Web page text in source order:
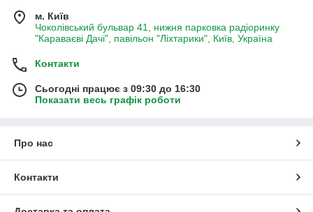
м. Київ
Чоколівський бульвар 41, нижня парковка радіоринку
"Караваєві Дачі", павільон "Ліхтарики", Київ, Україна
Контакти
Сьогодні працює з 09:30 до 16:30
Показати весь графік роботи
Про нас
Контакти